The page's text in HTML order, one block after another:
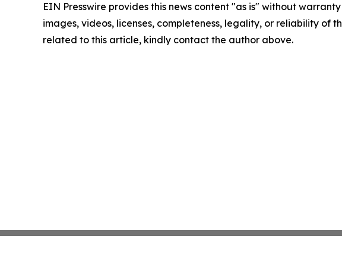
EIN Presswire provides this news content "as is" without
images, videos, licenses, completeness, legality, or reliability of
related to this article, kindly contact the author above.